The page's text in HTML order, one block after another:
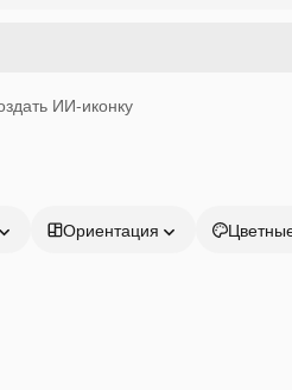
ИИ-иконку
Ориентация